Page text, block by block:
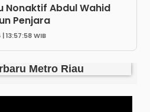
Nonaktif Abdul Wahid
Penjara
13:57:58 WIB